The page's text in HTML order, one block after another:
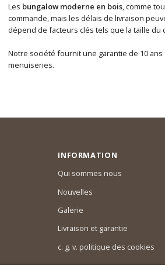
Les bungalow moderne en bois, comme
commande, mais les délais de livraison
dépend de facteurs clés tels que la taille
Notre société fournit une garantie de 10
menuiseries.
INFORMATION
Qui sommes nous
Nouvelles
Galerie
Livraison et garantie
c. g. v. politique des cookies